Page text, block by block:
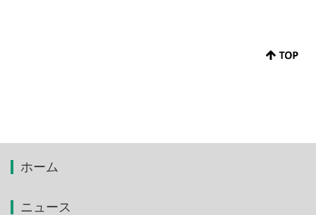
ホーム
ニュース